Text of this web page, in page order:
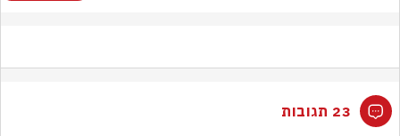
23 תגובות